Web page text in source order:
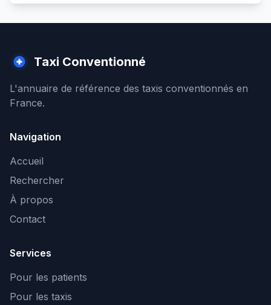
Taxi Conventionné
L'annuaire de référence des taxis conventionnés en
France.
Navigation
Accueil
Rechercher
À propos
Contact
Services
Pour les patients
Pour les taxis